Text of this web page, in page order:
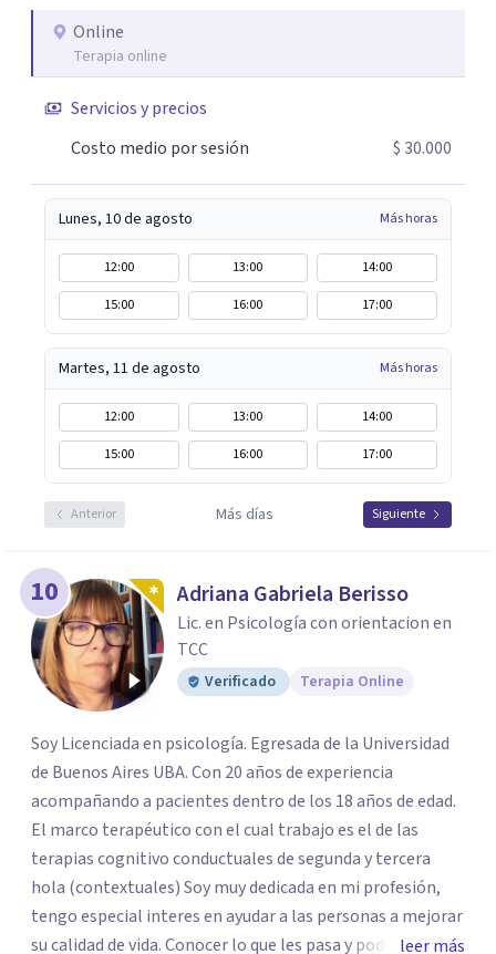
Online
Terapia online
Servicios y precios
Costo medio por sesión
$ 30.000
Lunes, 10 de agosto Más horas
12:00 13:00
14:00
15:00
16:00 17:00
Martes, 11 de agosto Más horas
12:00 13:00
14:00
15:00
16:00 17:00
Anterior Más días Siguiente
10 Adriana Gabriela Berisso
Lic. en Psicología con orientacion en
TCC
Verificado Terapia Online
Soy Licenciada en psicología. Egresada de la Universidad
de Buenos Aires UBA. Con 20 años de experiencia
acompañando a pacientes dentro de los 18 años de edad.
El marco terapéutico con el cual trabajo es el de las
terapias cognitivo conductuales de segunda y tercera
hola (contextuales) Soy muy dedicada en mi profesión,
tengo especial interes en ayudar a las personas a mejorar
su calidad de vida. Conocer lo que les pasa y poder trabajar
leer más